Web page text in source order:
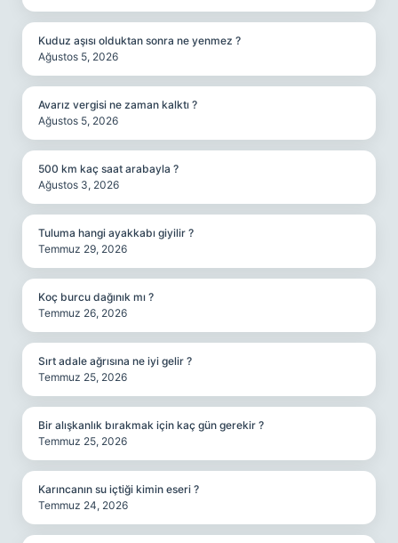
Kuduz aşısı olduktan sonra ne yenmez ?
Ağustos 5, 2026
Avarız vergisi ne zaman kalktı ?
Ağustos 5, 2026
500 km kaç saat arabayla ?
Ağustos 3, 2026
Tuluma hangi ayakkabı giyilir ?
Temmuz 29, 2026
Koç burcu dağınık mı ?
Temmuz 26, 2026
Sırt adale ağrısına ne iyi gelir ?
Temmuz 25, 2026
Bir alışkanlık bırakmak için kaç gün gerekir ?
Temmuz 25, 2026
Karıncanın su içtiği kimin eseri ?
Temmuz 24, 2026